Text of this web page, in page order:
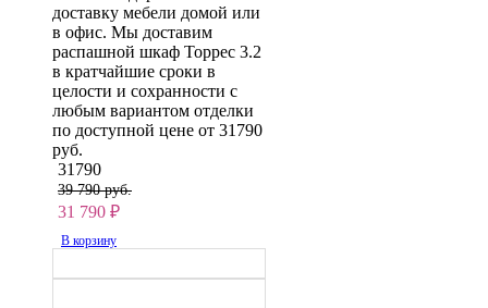
доставку мебели домой или
в офис. Мы доставим
распашной шкаф Торрес 3.2
в кратчайшие сроки в
целости и сохранности с
любым вариантом отделки
по доступной цене от 31790
руб.
31790
39 790 руб.
31 790 ₽
В корзину